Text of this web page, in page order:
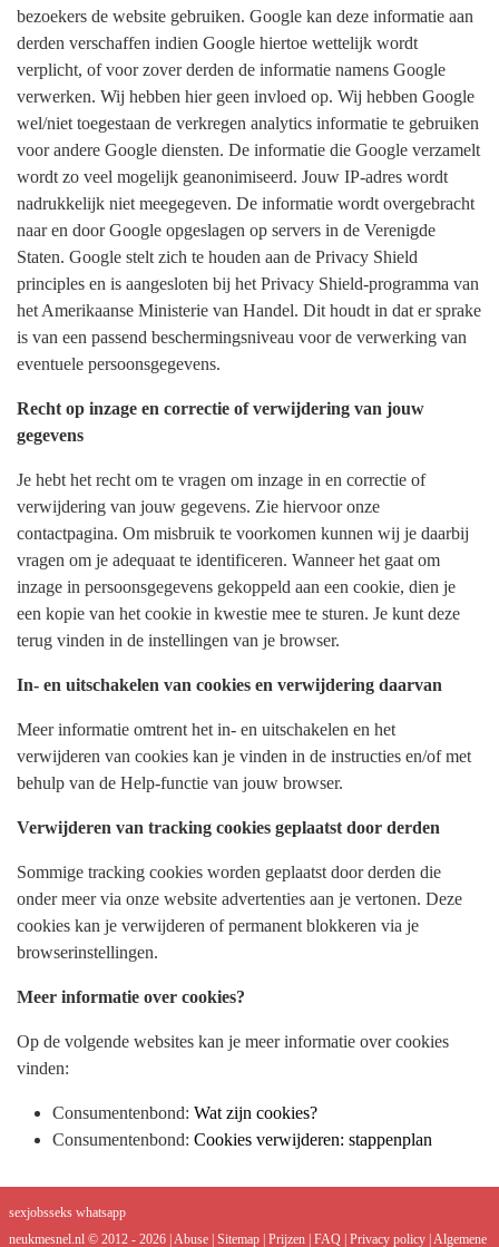
bezoekers de website gebruiken. Google kan deze informatie aan
derden verschaffen indien Google hiertoe wettelijk wordt
verplicht, of voor zover derden de informatie namens Google
verwerken. Wij hebben hier geen invloed op. Wij hebben Google
wel/niet toegestaan de verkregen analytics informatie te gebruiken
voor andere Google diensten. De informatie die Google verzamelt
wordt zo veel mogelijk geanonimiseerd. Jouw IP-adres wordt
nadrukkelijk niet meegegeven. De informatie wordt overgebracht
naar en door Google opgeslagen op servers in de Verenigde
Staten. Google stelt zich te houden aan de Privacy Shield
principles en is aangesloten bij het Privacy Shield-programma van
het Amerikaanse Ministerie van Handel. Dit houdt in dat er sprake
is van een passend beschermingsniveau voor de verwerking van
eventuele persoonsgegevens.
Recht op inzage en correctie of verwijdering van jouw
gegevens
Je hebt het recht om te vragen om inzage in en correctie of
verwijdering van jouw gegevens. Zie hiervoor onze
contactpagina. Om misbruik te voorkomen kunnen wij je daarbij
vragen om je adequaat te identificeren. Wanneer het gaat om
inzage in persoonsgegevens gekoppeld aan een cookie, dien je
een kopie van het cookie in kwestie mee te sturen. Je kunt deze
terug vinden in de instellingen van je browser.
In- en uitschakelen van cookies en verwijdering daarvan
Meer informatie omtrent het in- en uitschakelen en het
verwijderen van cookies kan je vinden in de instructies en/of met
behulp van de Help-functie van jouw browser.
Verwijderen van tracking cookies geplaatst door derden
Sommige tracking cookies worden geplaatst door derden die
onder meer via onze website advertenties aan je vertonen. Deze
cookies kan je verwijderen of permanent blokkeren via je
browserinstellingen.
Meer informatie over cookies?
Op de volgende websites kan je meer informatie over cookies
vinden:
Consumentenbond: Wat zijn cookies?
Consumentenbond: Cookies verwijderen: stappenplan
sexjobsseks whatsapp
neukmesnel.nl © 2012 - 2026| Abuse| Sitemap| Prijzen| FAQ| Privacy policy| Algemene